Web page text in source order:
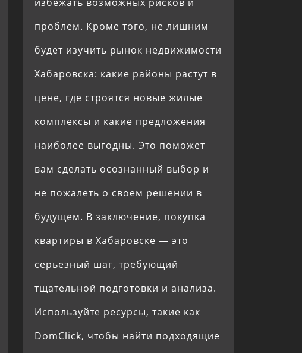
проблем. Кроме того, не лишним
будет изучить рынок недвижимости
Хабаровска: какие районы растут в
цене, где строятся новые жилые
комплексы и какие предложения
наиболее выгодны. Это поможет
вам сделать осознанный выбор и
не пожалеть о своем решении в
будущем. В заключение, покупка
квартиры в Хабаровске — это
серьезный шаг, требующий
тщательной подготовки и анализа.
Используйте ресурсы, такие как
DomClick, чтобы найти подходящие